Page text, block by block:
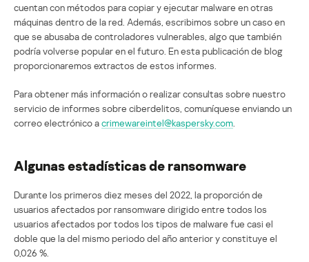
cuentan con métodos para copiar y ejecutar malware en otras
máquinas dentro de la red. Además, escribimos sobre un caso en
que se abusaba de controladores vulnerables, algo que también
podría volverse popular en el futuro. En esta publicación de blog
proporcionaremos extractos de estos informes.
Para obtener más información o realizar consultas sobre nuestro
servicio de informes sobre ciberdelitos, comuníquese enviando un
correo electrónico acrimewareintel@kaspersky.com
Algunas estadísticas de ransomware
Durante los primeros diez meses del 2022, la proporción de
usuarios afectados por ransomware dirigido entre todos los
usuarios afectados por todos los tipos de malware fue casi el
doble que la del mismo periodo del año anterior y constituye el
0,026 %.